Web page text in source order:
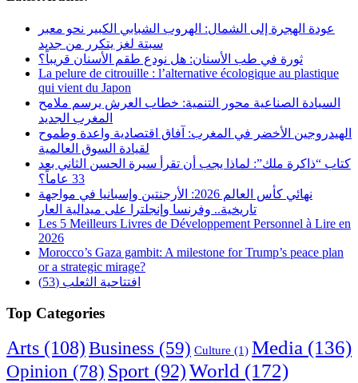
عودة الهجرة إلى الشمال: الهروب الشبابي الكبير نحو معبر
سبتة لغز يتكرر من جديد
ثورة في طب الأسنان: هل نودع طقم الأسنان قريباً؟
La pelure de citrouille : l’alternative écologique au plastique
qui vient du Japon
السيادة الصناعية محور التنمية: خطاب العرش يرسم ملامح
المغرب الجديد
الهيدروجين الأخضر في المغرب: آفاق اقتصادية واعدة وطموح
لقيادة السوق العالمية
كتاب “ذاكرة ملك”: لماذا يجب أن تقرأ سيرة الحسن الثاني بعد
33 عاماً؟
نهائي كأس العالم 2026: الأرجنتين وإسبانيا في مواجهة
تاريخية.. وفرنسا وإنجلترا على ميدالية العار
Les 5 Meilleurs Livres de Développement Personnel à Lire en
2026
Morocco’s Gaza gambit: A milestone for Trump’s peace plan
or a strategic mirage?
افتتاحية الثعلب (53)
Top Categories
Arts (108) Business (59) Culture (1) Media (136)
Opinion (78) Sport (92)World (172)